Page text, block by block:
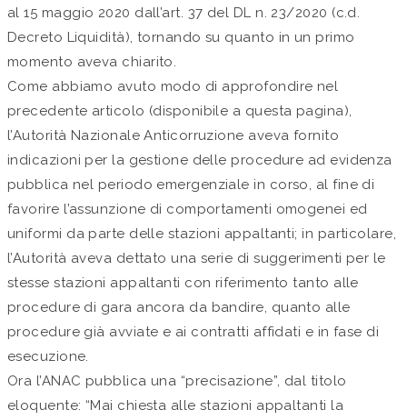
al 15 maggio 2020 dall’art. 37 del DL n. 23/2020 (c.d.
Decreto Liquidità), tornando su quanto in un primo
momento aveva chiarito.
Come abbiamo avuto modo di approfondire nel
precedente articolo (disponibile a questa pagina),
l’Autorità Nazionale Anticorruzione aveva fornito
indicazioni per la gestione delle procedure ad evidenza
pubblica nel periodo emergenziale in corso, al fine di
favorire l’assunzione di comportamenti omogenei ed
uniformi da parte delle stazioni appaltanti; in particolare,
l’Autorità aveva dettato una serie di suggerimenti per le
stesse stazioni appaltanti con riferimento tanto alle
procedure di gara ancora da bandire, quanto alle
procedure già avviate e ai contratti affidati e in fase di
esecuzione.
Ora l’ANAC pubblica una “precisazione”, dal titolo
eloquente: “Mai chiesta alle stazioni appaltanti la